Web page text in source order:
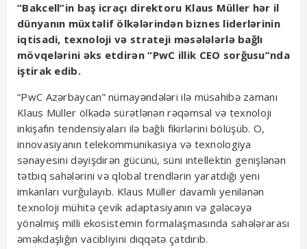
“Bakcell”in baş icraçı direktoru Klaus Müller hər il
dünyanın müxtəlif ölkələrindən biznes liderlərinin
iqtisadi, texnoloji və strateji məsələlərlə bağlı
mövqelərini əks etdirən “PwC illik CEO sorğusu”nda
iştirak edib.
“PwC Azərbaycan” nümayəndələri ilə müsahibə zamanı
Klaus Müller ölkədə sürətlənən rəqəmsal və texnoloji
inkişafın tendensiyaları ilə bağlı fikirlərini bölüşüb. O,
innovasiyanın telekommunikasiya və texnologiya
sənayesini dəyişdirən gücünü, süni intellektin genişlənən
tətbiq sahələrini və qlobal trendlərin yaratdığı yeni
imkanları vurğulayıb. Klaus Müller davamlı yenilənən
texnoloji mühitə çevik adaptasiyanın və gələcəyə
yönəlmiş milli ekosistemin formalaşmasında sahələrarası
əməkdaşlığın vacibliyini diqqətə çatdırıb.